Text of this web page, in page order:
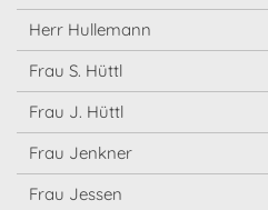
Herr Hullemann
Frau S. Hüttl
Frau J. Hüttl
Frau Jenkner
Frau Jessen